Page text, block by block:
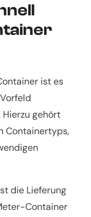
ist es
Hierzu gehört
Containertyps,
die Lieferung
Container